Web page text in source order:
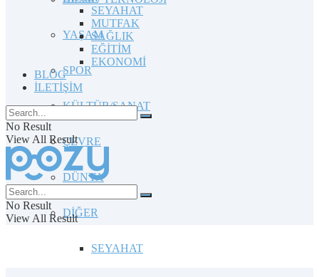
YAŞAM
SPOR
KÜLTÜR/SANAT
ÇEVRE
DÜNYA
DİĞER
SEYAHAT
SEYAHAT
MUTFAK
SAĞLIK
EĞİTİM
EKONOMİ
BLOG
İLETİŞİM
No Result
View All Result
No Result
View All Result